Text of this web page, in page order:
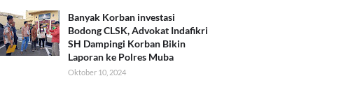
Banyak Korban investasi
Bodong CLSK, Advokat Indafikri
SH Dampingi Korban Bikin
Laporan ke Polres Muba
Oktober 10, 2024